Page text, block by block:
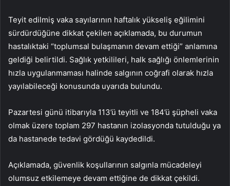
Teyit edilmiş vaka sayılarının haftalık yükseliş eğilimini
sürdürdüğüne dikkat çekilen açıklamada, bu durumun
hastalıktaki “toplumsal bulaşmanın devam ettiği” anlamına
geldiği belirtildi. Sağlık yetkilileri, halk sağlığı önlemlerinin
hızla uygulanmaması halinde salgının coğrafi olarak hızla
yayılabileceği konusunda uyarıda bulundu.
Pazartesi günü itibarıyla 113’ü teyitli ve 184’ü şüpheli vaka
olmak üzere toplam 297 hastanın izolasyonda tutulduğu ya
da hastanede tedavi gördüğü kaydedildi.
Açıklamada, güvenlik koşullarının salgınla mücadeleyi
olumsuz etkilemeye devam ettiğine de dikkat çekildi.